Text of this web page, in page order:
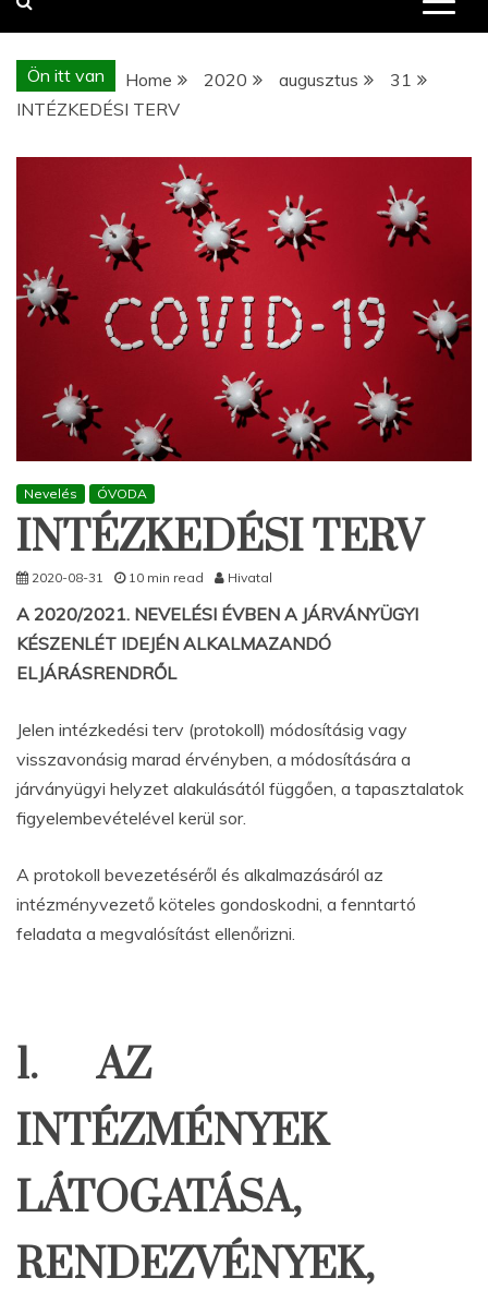
Ön itt van Home 2020 augusztus
31
INTÉZKEDÉSI TERV
Nevelés ÓVODA
INTÉZKEDÉSI TERV
2020-08-31 10 min read Hivatal
A 2020/2021. NEVELÉSI ÉVBEN A JÁRVÁNYÜGYI
KÉSZENLÉT IDEJÉN ALKALMAZANDÓ
ELJÁRÁSRENDRŐL
Jelen intézkedési terv (protokoll) módosításig vagy
visszavonásig marad érvényben, a módosítására a
járványügyi helyzet alakulásától függően, a tapasztalatok
figyelembevételével kerül sor.
A protokoll bevezetéséről és alkalmazásáról az
intézményvezető köteles gondoskodni, a fenntartó
feladata a megvalósítást ellenőrizni.
1. AZ
INTÉZMÉNYEK
LÁTOGATÁSA,
RENDEZVÉNYEK,